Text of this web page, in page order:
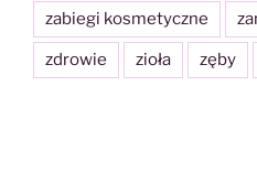
zabiegi kosmetyczne
zdrowie zioła zęby